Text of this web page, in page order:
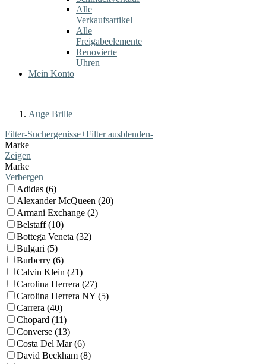
Alle
Verkaufsartikel
Alle
Freigabeelemente
Renovierte
Uhren
Mein Konto
Auge Brille
Filter-Suchergenisse+Filter ausblenden-
Marke
Zeigen
Marke
Verbergen
Adidas (6)
Alexander McQueen (20)
Armani Exchange (2)
Belstaff (10)
Bottega Veneta (32)
Bulgari (5)
Burberry (6)
Calvin Klein (21)
Carolina Herrera (27)
Carolina Herrera NY (5)
Carrera (40)
Chopard (11)
Converse (13)
Costa Del Mar (6)
David Beckham (8)